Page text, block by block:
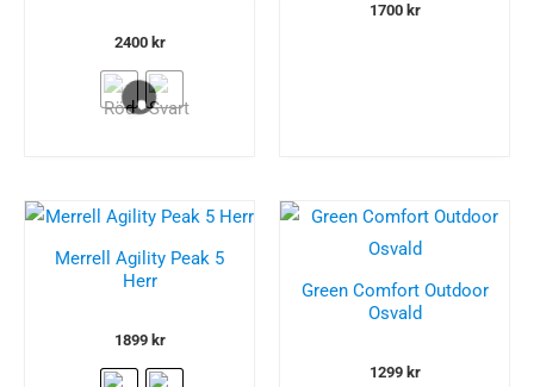
2400 kr
1700 kr
Merrell Agility Peak 5
Herr
1899 kr
Green Comfort Outdoor
Osvald
1299 kr